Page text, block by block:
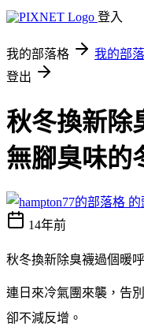
登入
我的部落格 我的部
登出
秋冬換新除
無腳臭味的
14年前
秋冬換新除臭襪過個暖
連日來冷氣團來襲，告
卻不減反增。